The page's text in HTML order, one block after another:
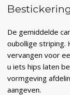
De gemiddelde
oubollige striping.
vervangen voor
u iets hips laten
vormgeving
aangeven.